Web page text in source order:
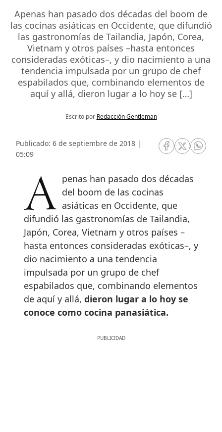
Apenas han pasado dos décadas del boom de
las cocinas asiáticas en Occidente, que difundió
las gastronomías de Tailandia, Japón, Corea,
Vietnam y otros países –hasta entonces
consideradas exóticas–, y dio nacimiento a una
tendencia impulsada por un grupo de chef
espabilados que, combinando elementos de
aquí y allá, dieron lugar a lo hoy se […]
Escrito por Redacción Gentleman
Publicado: 6 de septiembre de 2018 |
05:09
RRSS Facebook
RRSSRRSS
Apenas han pasado dos décadas del boom de las cocinas
asiáticas en Occidente, que
difundió las gastronomías de Tailandia,
Japón, Corea, Vietnam y otros países –
hasta entonces consideradas exóticas–, y
dio nacimiento a una tendencia
impulsada por un grupo de chef
espabilados que, combinando elementos
de aquí y allá, dieron lugar a lo hoy se
conoce como cocina panasiática.